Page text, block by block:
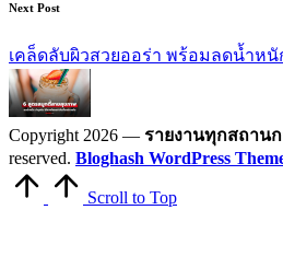
Next Post
เคล็ดลับผิวสวยออร่า พร้อมลดน้ำห
Copyright 2026 — รายงานทุกสถาน
reserved. Bloghash WordPress
Scroll to Top